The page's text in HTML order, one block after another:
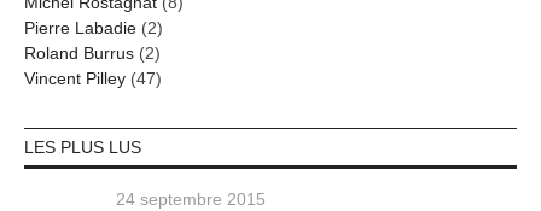
Pierre Labadie (2)
Roland Burrus (2)
Vincent Pilley (47)
LES PLUS LUS
24 septembre 2015